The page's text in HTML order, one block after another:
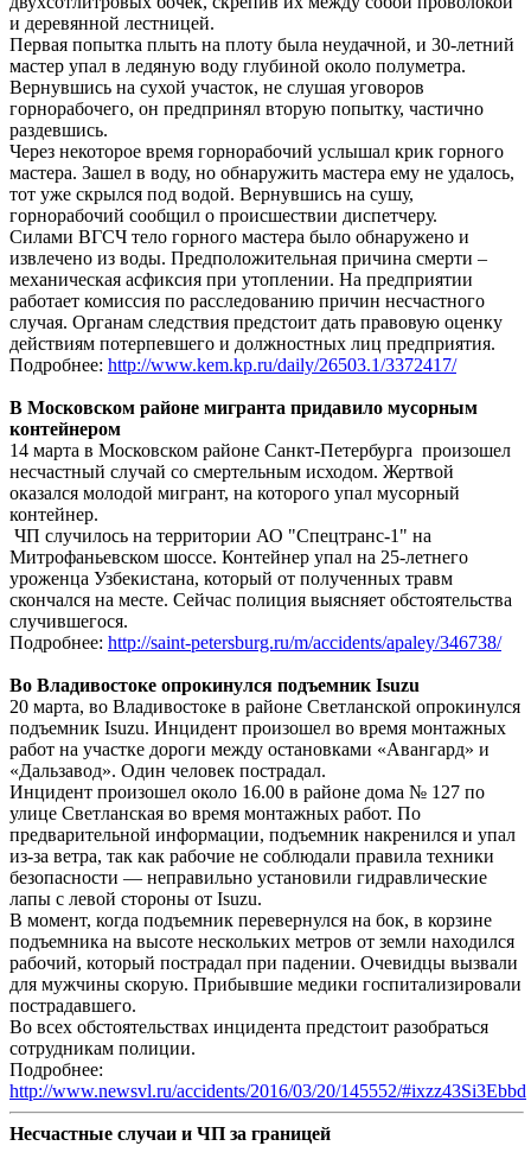
и деревянной лестницей.
Первая попытка плыть на плоту была неудачной, и 30-летний
мастер упал в ледяную воду глубиной около полуметра.
Вернувшись на сухой участок, не слушая уговоров
горнорабочего, он предпринял вторую попытку, частично
раздевшись.
Через некоторое время горнорабочий услышал крик горного
мастера. Зашел в воду, но обнаружить мастера ему не удалось,
тот уже скрылся под водой. Вернувшись на сушу,
горнорабочий сообщил о происшествии диспетчеру.
Силами ВГСЧ тело горного мастера было обнаружено и
извлечено из воды. Предположительная причина смерти –
механическая асфиксия при утоплении. На предприятии
работает комиссия по расследованию причин несчастного
случая. Органам следствия предстоит дать правовую оценку
действиям потерпевшего и должностных лиц предприятия.
Подробнее: http://www.kem.kp.ru/daily/26503.1/3372417/
В Московском районе мигранта придавило мусорным
контейнером
14 марта в Московском районе Санкт-Петербурга произошел
несчастный случай со смертельным исходом. Жертвой
оказался молодой мигрант, на которого упал мусорный
контейнер.
ЧП случилось на территории АО "Спецтранс-1" на
Митрофаньевском шоссе. Контейнер упал на 25-летнего
уроженца Узбекистана, который от полученных травм
скончался на месте. Сейчас полиция выясняет обстоятельства
случившегося.
Подробнее: http://saint-petersburg.ru/m/accidents/apaley/346738/
Во Владивостоке опрокинулся подъемник Isuzu
20 марта, во Владивостоке в районе Светланской опрокинулся
подъемник Isuzu. Инцидент произошел во время монтажных
работ на участке дороги между остановками «Авангард» и
«Дальзавод». Один человек пострадал.
Инцидент произошел около 16.00 в районе дома № 127 по
улице Светланская во время монтажных работ. По
предварительной информации, подъемник накренился и упал
из-за ветра, так как рабочие не соблюдали правила техники
безопасности — неправильно установили гидравлические
лапы с левой стороны от Isuzu.
В момент, когда подъемник перевернулся на бок, в корзине
подъемника на высоте нескольких метров от земли находился
рабочий, который пострадал при падении. Очевидцы вызвали
для мужчины скорую. Прибывшие медики госпитализировали
пострадавшего.
Во всех обстоятельствах инцидента предстоит разобраться
сотрудникам полиции.
Подробнее:
http://www.newsvl.ru/accidents/2016/03/20/145552/#ixzz43Si3Ebbd
Несчастные случаи и ЧП за границей